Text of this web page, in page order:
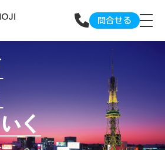
問合せる